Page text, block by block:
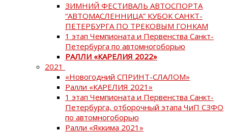
ЗИМНИЙ ФЕСТИВАЛЬ АВТОСПОРТА
“АВТОМАСЛЕННИЦА” КУБОК САНКТ-
ПЕТЕРБУРГА ПО ТРЕКОВЫМ ГОНКАМ
1 этап Чемпионата и Первенства Санкт-
Петербурга по автомногоборью
РАЛЛИ «КАРЕЛИЯ 2022»
2021
«Новогодний СПРИНТ-СЛАЛОМ»
Ралли «КАРЕЛИЯ 2021»
1 этап Чемпионата и Первенства Санкт-
Петербурга, отборочный этапа ЧиП СЗФО
по автомногоборью
Ралли «Яккима 2021»